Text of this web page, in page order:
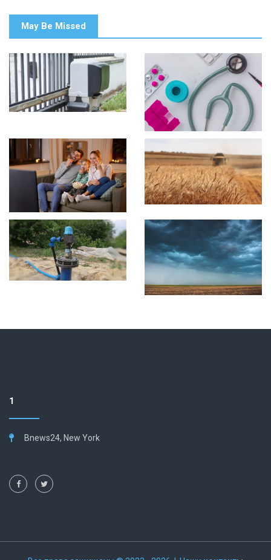
May Be Missed
1
Bnews24, New York